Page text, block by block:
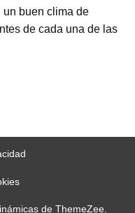
un buen clima de
de cada una de las
de ThemeZee.